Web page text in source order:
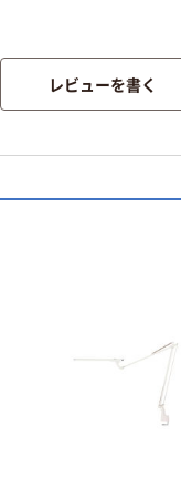
レビューを書く